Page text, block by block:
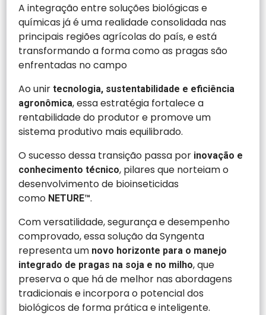
A integração entre soluções biológicas e
químicas já é uma realidade consolidada nas
principais regiões agrícolas do país, e está
transformando a forma como as pragas são
enfrentadas no campo
Ao unirtecnologia, sustentabilidade e eficiência
agronômica, essa estratégia fortalece a
rentabilidade do produtor e promove um
sistema produtivo mais equilibrado.
O sucesso dessa transição passa por inovação e
conhecimento técnico, pilares que norteiam o
desenvolvimento de bioinseticidas
como NETURE™.
Com versatilidade, segurança e desempenho
comprovado, essa solução da Syngenta
representa um novo horizonte para o manejo
integrado de pragas na soja e no milho, que
preserva o que há de melhor nas abordagens
tradicionais e incorpora o potencial dos
biológicos de forma prática e inteligente.